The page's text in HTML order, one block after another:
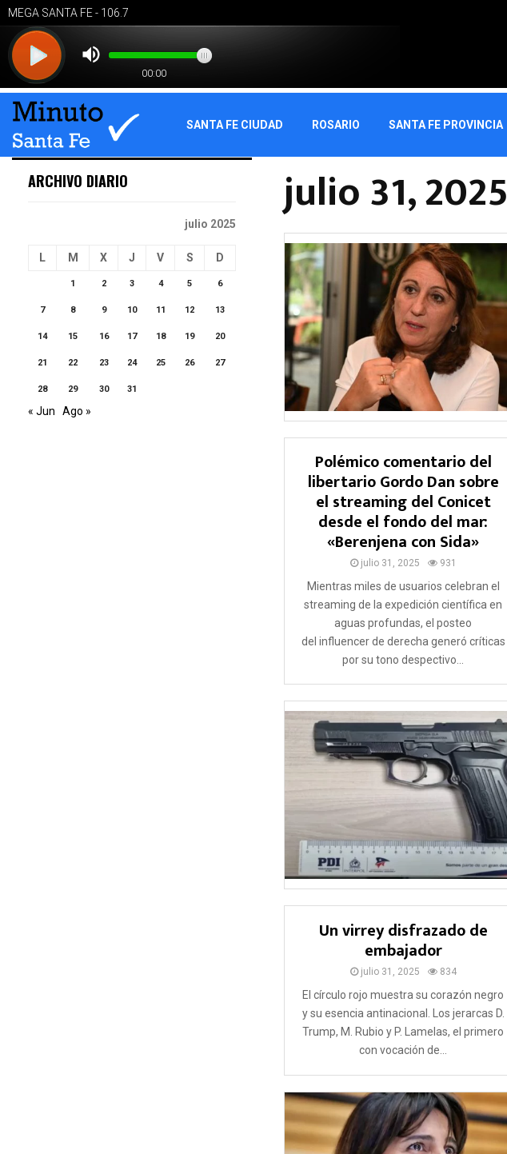
SANTA FE CIUDAD ROSARIO SANTA FE PROVINCIA
julio 31, 2025
Polémico comentario del
libertario Gordo Dan sobre
el streaming del Conicet
desde el fondo del mar:
«Berenjena con Sida»
julio 31, 2025 931
Mientras miles de usuarios celebran el
streaming de la expedición científica en
aguas profundas, el posteo
del influencer de derecha generó críticas
por su tono despectivo...
Un virrey disfrazado de
embajador
julio 31, 2025 834
El círculo rojo muestra su corazón negro
y su esencia antinacional. Los jerarcas D.
Trump, M. Rubio y P. Lamelas, el primero
con vocación de...
ARCHIVO DIARIO
julio 2025
L M X J V S D
1 2 3 4 5 6
7 8 9 10 11 12 13
14 15 16 17 18 19 20
21 22 23 24 25 26 27
28 29 30 31
« Jun Ago »